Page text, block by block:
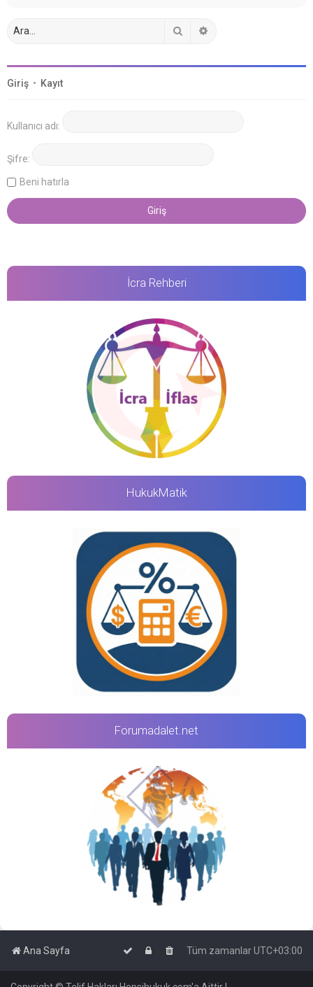
Giriş • Kayıt
Kullanıcı adı:
Şifre:
Beni hatırla
İcra Rehberi
HukukMatik
Forumadalet.net
Ana Sayfa Tüm zamanlarUTC+03:00